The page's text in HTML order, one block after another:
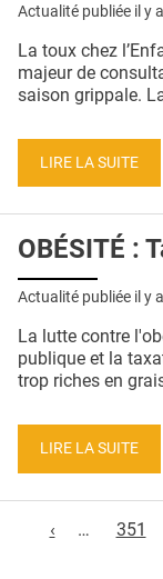
Actualité publiée il y a
La toux chez
majeur de
saison grippale.
LIRE LA SUITE
OBÉSITÉ :
Actualité publiée il y a
La lutte contre
publique et la
trop riches en
LIRE LA SUITE
‹
… 351